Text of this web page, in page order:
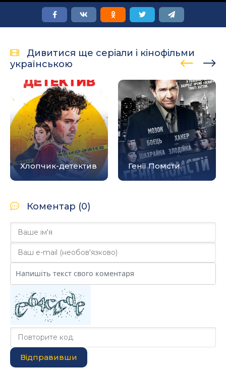
Дивитися ще серіали і кінофільми
українською
Хлопчик-детектив Генії Помсти
Коментар (0)
Відправивши